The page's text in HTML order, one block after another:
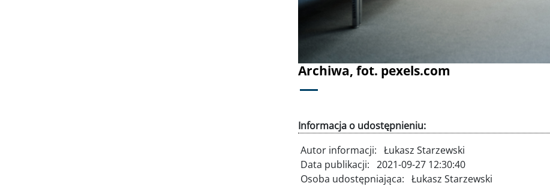
Archiwa, fot. pexels.com
Informacja o udostępnieniu:
Autor informacji: Łukasz Starzewski
Data publikacji: 2021-09-27 12:30:40
Osoba udostępniająca: Łukasz Starzewski